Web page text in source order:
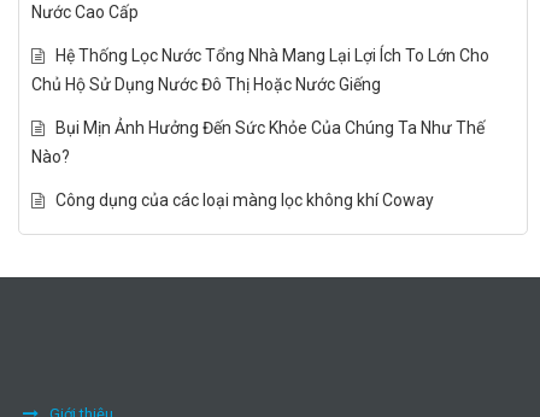
Nước Cao Cấp
Hệ Thống Lọc Nước Tổng Nhà Mang Lại Lợi Ích To Lớn Cho
Chủ Hộ Sử Dụng Nước Đô Thị Hoặc Nước Giếng
Bụi Mịn Ảnh Hưởng Đến Sức Khỏe Của Chúng Ta Như Thế
Nào?
Công dụng của các loại màng lọc không khí Coway